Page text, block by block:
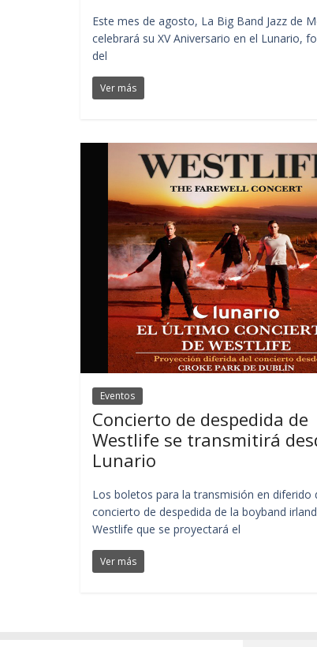
Este mes de agosto, La Big Band Jazz de
celebrará su XV Aniversario en el Lunario,
del
Ver más
Eventos
Concierto de despedida de
Westlife se transmitirá
Lunario
Los boletos para la transmisión en diferido
concierto de despedida de la boyband
Westlife que se proyectará el
Ver más